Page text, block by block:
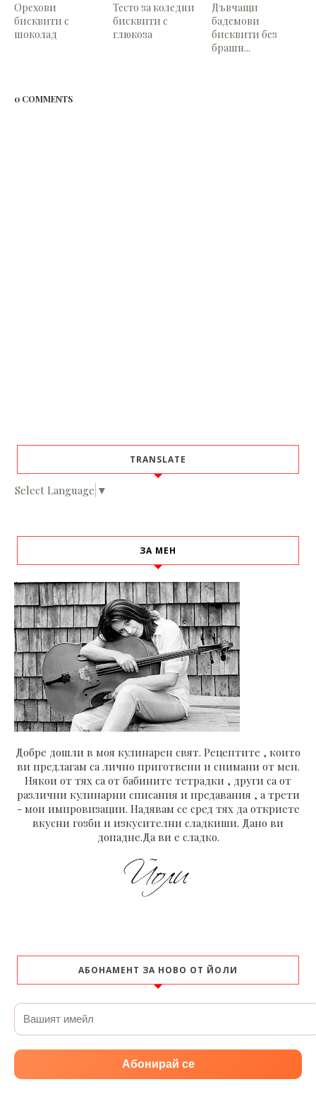
Орехови
бисквити с
шоколад
Тесто за коледни
бисквити с
глюкоза
Дъвчащи
бадемови
бисквити без
брашн...
0 COMMENTS
TRANSLATE
Select Language ▼
ЗА МЕН
Добре дошли в моя кулинарен свят. Рецептите , които
ви предлагам са лично приготвени и снимани от мен.
Някои от тях са от бабините тетрадки , други са от
различни кулинарни списания и предавания , а трети
- мои импровизации. Надявам се сред тях да откриете
вкусни гозби и изкусителни сладкиши. Дано ви
допадне.Да ви е сладко.
АБОНАМЕНТ ЗА НОВО ОТ ЙОЛИ
Абонирай се